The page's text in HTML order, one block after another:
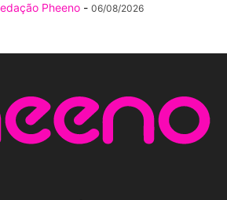
Pheeno - 06/08/2026